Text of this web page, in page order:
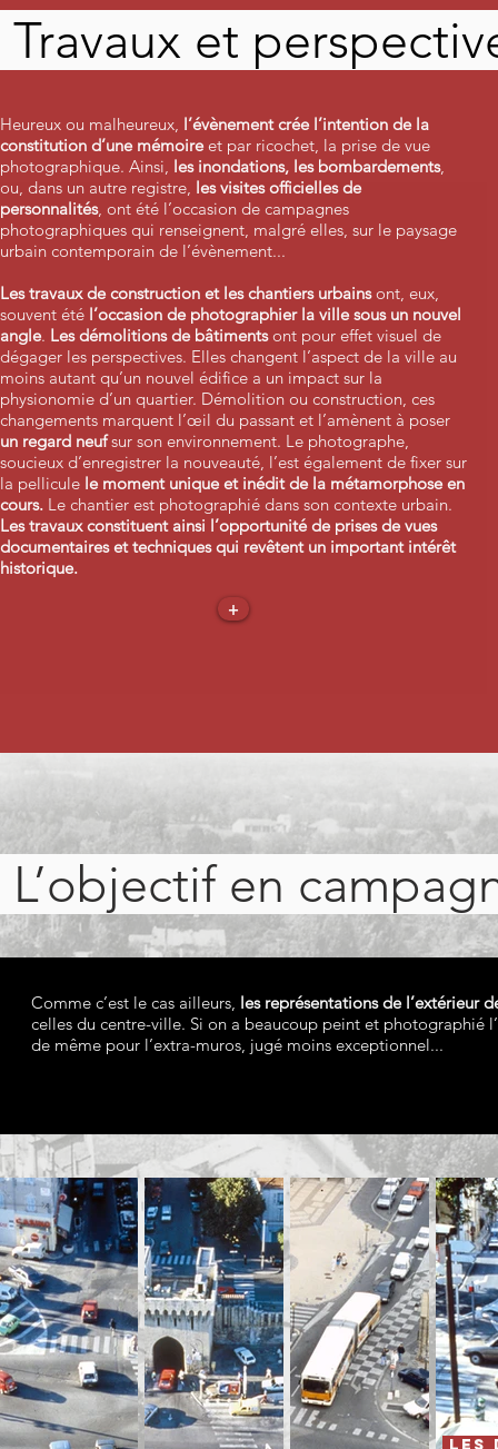
Travaux et
Heureux ou malheureux, l’évènement crée l’intention de la
constitution d’une mémoireet par ricochet, la prise de vue
photographique. Ainsi, les inondations, les bombardements,
ou, dans un autre registre, les visites officielles de
personnalités, ont été l’occasion de campagnes
photographiques qui renseignent, malgré elles, sur le paysage
urbain contemporain de l’évènement...
Les travaux de construction et les chantiers urbainsont, eux,
souvent été l’occasion de photographier la ville sous un nouvel
angle. Les démolitions de bâtimentsont pour effet visuel de
dégager les perspectives. Elles changent l’aspect de la ville au
moins autant qu’un nouvel édifice a un impact sur la
physionomie d’un quartier. Démolition ou construction, ces
changements marquent l’œil du passant et l’amènent à poser
un regard neufsur son environnement. Le photographe,
soucieux d’enregistrer la nouveauté, l’est également de fixer sur
la pellicule le moment unique et inédit de la métamorphose en
cours. Le chantier est photographié dans son contexte urbain.
Les travaux constituent ainsi l’opportunité de prises de vues
documentaires et techniques qui revêtent un important intérêt
historique.
+
L’objectif en
Comme c’est le cas ailleurs, les représentations de l’extérieur
celles du centre-ville. Si on a beaucoup peint et photographié
de même pour l’extra-muros, jugé moins exceptionnel...